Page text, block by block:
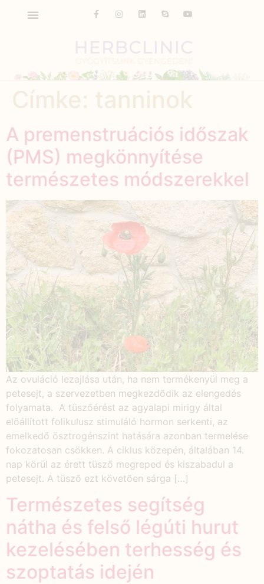
A premenstruációs időszak
(PMS) megkönnyítése
természetes módszerekkel
Az ovuláció lezajlása után, ha nem termékenyül meg a
petesejt, a szervezetben megkezdődik az elengedés
folyamata. A tüszőérést az agyalapi mirigy által
előállított folikulusz stimuláló hormon serkenti, az
emelkedő ösztrogénszint hatására azonban termelése
fokozatosan csökken. A ciklus közepén, általában 14.
nap körül az érett tüsző megreped és kiszabadul a
petesejt. A tüsző ezt követően sárga […]
Természetes segítség
nátha és felső légúti hurut
kezelésében terhesség és
szoptatás idején